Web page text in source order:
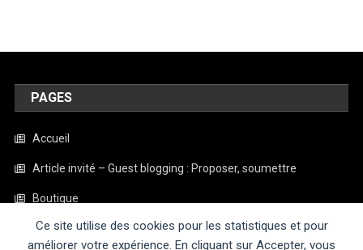
Ce site utilise des cookies pour les statistiques et pour
améliorer votre expérience. En cliquant sur Accepter, vous
PAGES
Accueil
Article invité – Guest blogging : Proposer, soumettre
Boutique
Contact